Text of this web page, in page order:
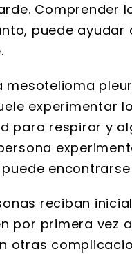
Comprender
puede
experimentar
para respirar y
reciban
por primera vez
otras